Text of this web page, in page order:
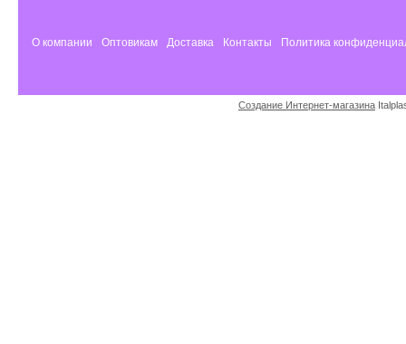
О компании Оптовикам Доставка Контакты Политика
Создание Интернет-магазина